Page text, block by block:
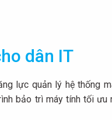
dân IT
lực quản lý hệ thống
bảo trì máy tính tối ưu